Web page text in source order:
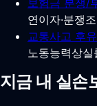
보험금 분쟁/
연이자·분쟁
교통사고 후
노동능력상실
지금 내 실손